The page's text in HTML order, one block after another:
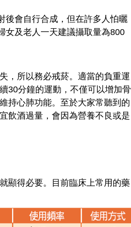
後會自行合成，但在許多人怕曬
女及老人一天建議攝取量為800
，所以務必戒菸。適當的負重運
30分鐘的運動，不僅可以增加骨
持心肺功能。至於大家常聽到的
飲酒過量，會因為營養不良或是
顯得必要。目前臨床上常用的藥